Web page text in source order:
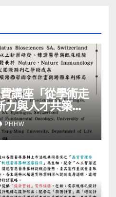
講座「從學術走
力與⼈才共築的
PHHW